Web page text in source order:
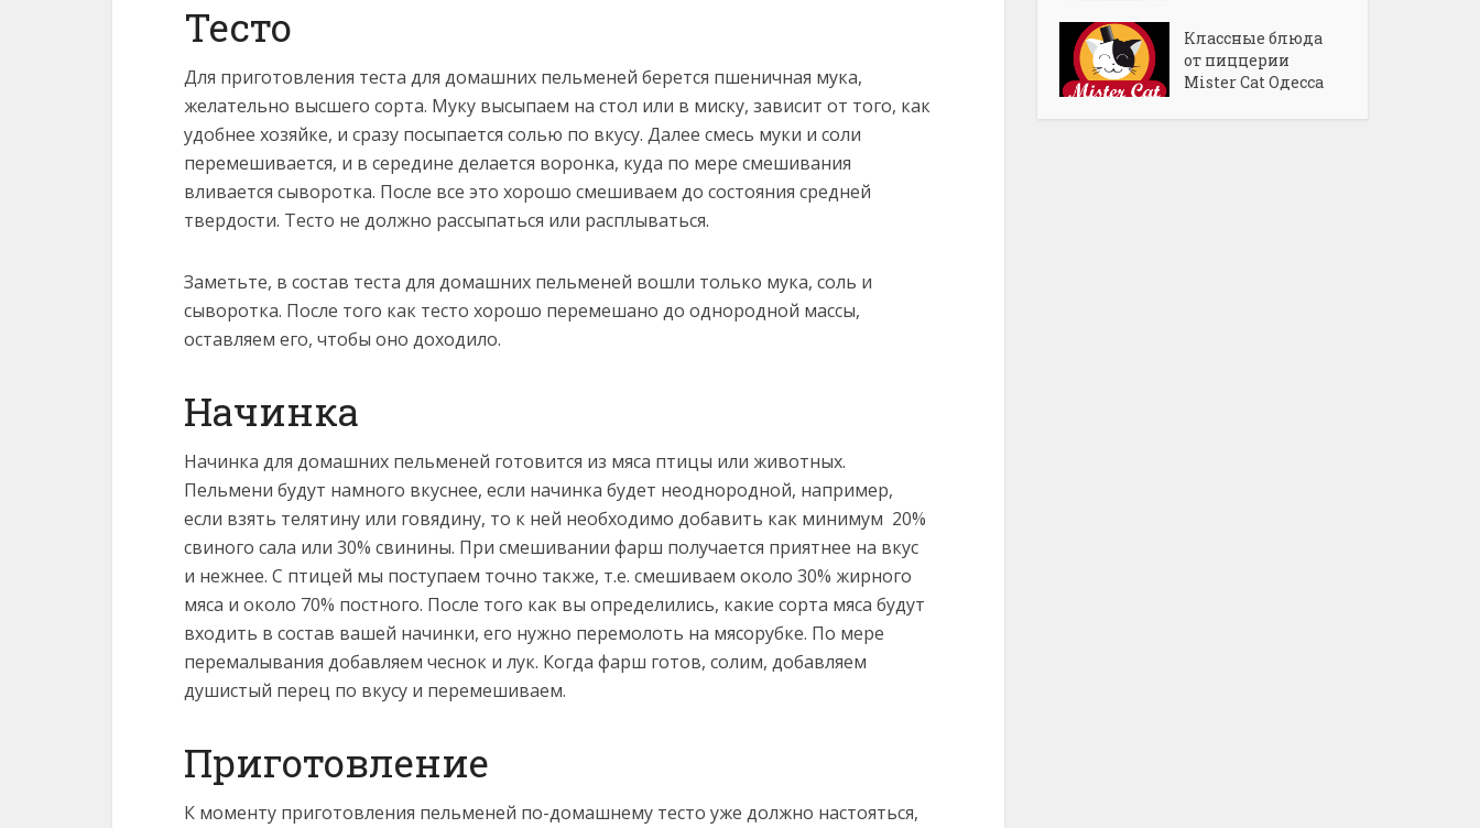
Тесто
Для приготовления теста для домашних пельменей берется пшеничная мука,
желательно высшего сорта. Муку высыпаем на стол или в миску, зависит от того, как
удобнее хозяйке, и сразу посыпается солью по вкусу. Далее смесь муки и соли
перемешивается, и в середине делается воронка, куда по мере смешивания
вливается сыворотка. После все это хорошо смешиваем до состояния средней
твердости. Тесто не должно рассыпаться или расплываться.
Заметьте, в состав теста для домашних пельменей вошли только мука, соль и
сыворотка. После того как тесто хорошо перемешано до однородной массы,
оставляем его, чтобы оно доходило.
Начинка
Начинка для домашних пельменей готовится из мяса птицы или животных.
Пельмени будут намного вкуснее, если начинка будет неоднородной, например,
если взять телятину или говядину, то к ней необходимо добавить как минимум 20%
свиного сала или 30% свинины. При смешивании фарш получается приятнее на вкус
и нежнее. С птицей мы поступаем точно также, т.е. смешиваем около 30% жирного
мяса и около 70% постного. После того как вы определились, какие сорта мяса будут
входить в состав вашей начинки, его нужно перемолоть на мясорубке. По мере
перемалывания добавляем чеснок и лук. Когда фарш готов, солим, добавляем
душистый перец по вкусу и перемешиваем.
Приготовление
К моменту приготовления пельменей по-домашнему тесто уже должно настояться,
Классные блюда
от пиццерии
Mister Cat Одесса